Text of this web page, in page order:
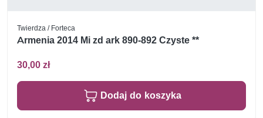
Twierdza / Forteca
Armenia 2014 Mi zd ark 890-892 Czyste **
30,00 zł
Dodaj do koszyka